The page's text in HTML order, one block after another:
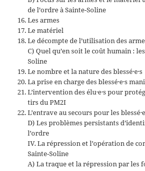
de l’ordre à Sainte-Soline
Les armes
Le matériel
Le décompte de l’utilisation des
C) Quel qu’en soit le coût humain : les
Soline
Le nombre et la nature des blessé·e·s
La prise en charge des blessé·e·s
L’intervention des élu·e·s pour
tirs du PM2I
L’entrave au secours pour les
D) Les problèmes persistants
l’ordre
IV. La répression et l’opération de
Sainte-Soline
A) La traque et la répression par les